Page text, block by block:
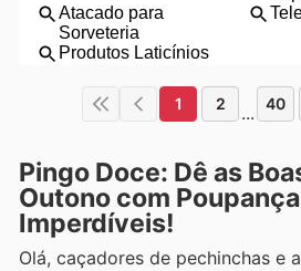
1 2 ... 40
Pingo Doce: Dê as
Outono com
Imperdíveis!
Olá, caçadores de pechinchas e